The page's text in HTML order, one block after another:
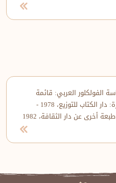
الفولكلور العربي: قائمة
ببليوجرافية مشروحة - ط1 - القاهرة: دار الكتاب للتوزيع، 1978 -